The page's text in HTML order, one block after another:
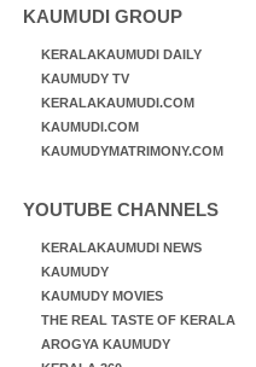
KAUMUDI GROUP
KERALAKAUMUDI DAILY
KAUMUDY TV
KERALAKAUMUDI.COM
KAUMUDI.COM
KAUMUDYMATRIMONY.COM
YOUTUBE CHANNELS
KERALAKAUMUDI NEWS
KAUMUDY
KAUMUDY MOVIES
THE REAL TASTE OF KERALA
AROGYA KAUMUDY